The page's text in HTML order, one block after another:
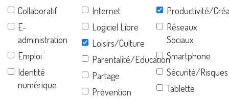
Collaboratif
E-
administration
Emploi
Identité
numérique
Internet
Logiciel Libre
Loisirs/Culture
Parentalité/Education
Partage
Prévention
Productivité/
Réseaux
Sociaux
Smartphone
Sécurité/Risques
Tablette